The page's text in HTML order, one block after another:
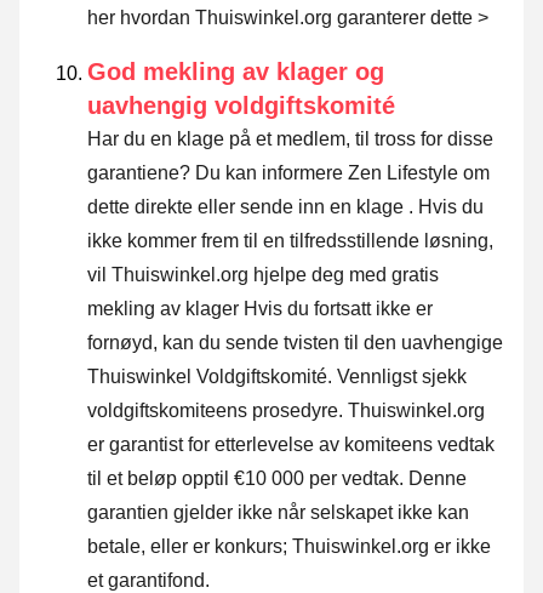
her hvordan Thuiswinkel.org garanterer dette >
God mekling av klager og
uavhengig voldgiftskomité
Har du en klage på et medlem, til tross for disse
garantiene? Du kan informere Zen Lifestyle om
dette direkte eller sende inn en klage . Hvis du
ikke kommer frem til en tilfredsstillende løsning,
vil Thuiswinkel.org hjelpe deg med gratis
mekling av klager Hvis du fortsatt ikke er
fornøyd, kan du sende tvisten til den uavhengige
Thuiswinkel Voldgiftskomité. Vennligst sjekk
voldgiftskomiteens prosedyre. Thuiswinkel.org
er garantist for etterlevelse av komiteens vedtak
til et beløp opptil €10 000 per vedtak. Denne
garantien gjelder ikke når selskapet ikke kan
betale, eller er konkurs; Thuiswinkel.org er ikke
et garantifond.